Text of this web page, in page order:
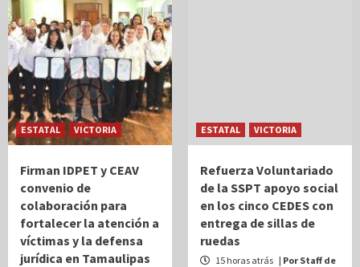
ESTATAL VICTORIA
Firman IDPET y CEAV
convenio de
colaboración para
fortalecer la atención a
víctimas y la defensa
jurídica en Tamaulipas
ESTATAL VICTORIA
Refuerza Voluntariado
de la SSPT apoyo social
en los cinco CEDES con
entrega de sillas de
ruedas
15 horas atrás | Por Staff de